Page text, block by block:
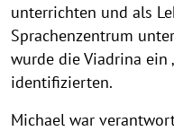
unterrichten und als
Sprachenzentrum
wurde die Viadrina ein
identifizierten.
Michael war